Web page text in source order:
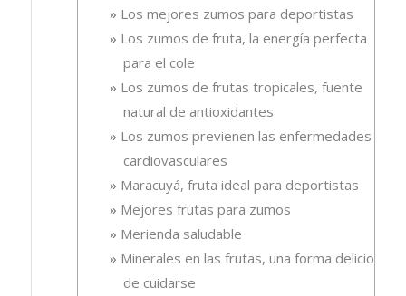
Los mejores zumos para deportistas
Los zumos de fruta, la energía perfecta
para el cole
Los zumos de frutas tropicales, fuente
natural de antioxidantes
Los zumos previenen las enfermedades
cardiovasculares
Maracuyá, fruta ideal para deportistas
Mejores frutas para zumos
Merienda saludable
Minerales en las frutas, una forma deliciosa
de cuidarse